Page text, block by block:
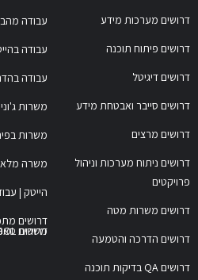
דרושים מערכות מידע
דרושים פיתוח תוכנה
דרושים דיגיטל
דרושים סייבר ואבטחת מידע
דרושים מרצים
דרושים ניתוח מערכות וניהול
פרויקטים
דרושים משרות מטה
דרושים הדרכה והטמעה
דרושים QA בדיקות תוכנה
עבודה
עבודה
עבודה
משרות
משרות
משרה
הייטק |
דרושים
דרושים
משרות COBOL